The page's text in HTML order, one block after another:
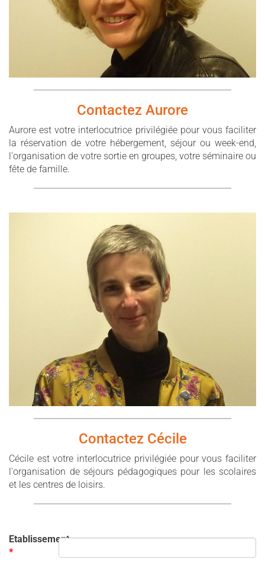
Contactez Aurore
Aurore est votre interlocutrice privilégiée pour vous faciliter
la réservation de votre hébergement, séjour ou week-end,
l'organisation de votre sortie en groupes, votre séminaire ou
fête de famille.
Contactez Cécile
Cécile est votre interlocutrice privilégiée pour vous faciliter
l'organisation de séjours pédagogiques pour les scolaires
et les centres de loisirs.
Etablissement
*